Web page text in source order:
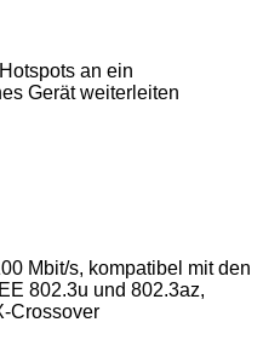
an ein
Gerät weiterleiten
Mbit/s, kompatibel mit den
802.3u und 802.3az,
Crossover